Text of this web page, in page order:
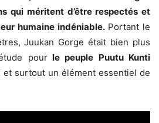
qui méritent d’être respectés et
humaine indéniable.Portant le
Juukan Gorge était bien plus
pourle peuple Puutu Kunti
et surtout un élément essentiel de